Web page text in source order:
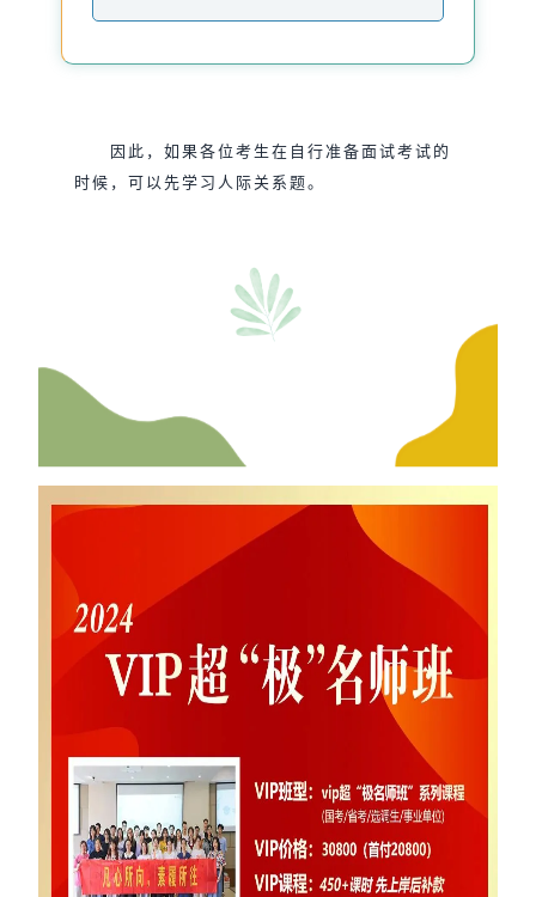
因此，如果各位考生在自行准备面试考试的
时候，可以先学习人际关系题。